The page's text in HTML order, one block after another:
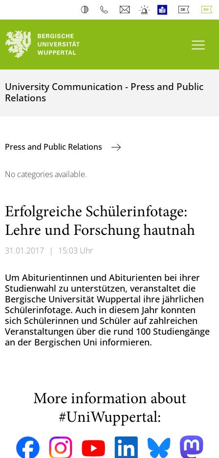
University Communication - Press and Public
Relations
Press and Public Relations
No categories available.
Erfolgreiche Schülerinfotage:
Lehre und Forschung hautnah
31.01.2017 | 15:03 Uhr
Um Abiturientinnen und Abiturienten bei ihrer
Studienwahl zu unterstützen, veranstaltet die
Bergische Universität Wuppertal ihre jährlichen
Schülerinfotage. Auch in diesem Jahr konnten
sich Schülerinnen und Schüler auf zahlreichen
Veranstaltungen über die rund 100 Studiengänge
an der Bergischen Uni informieren.
More information about
#UniWuppertal: